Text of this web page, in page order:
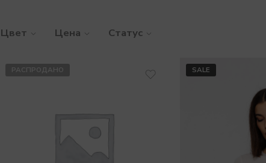
Цвет Цена Статус
РАСПРОДАНО SALE